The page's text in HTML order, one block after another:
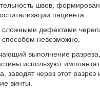
швов,
пациента.
сложными дефектами
невозможно.
выполнение
используют
через этот
винты.